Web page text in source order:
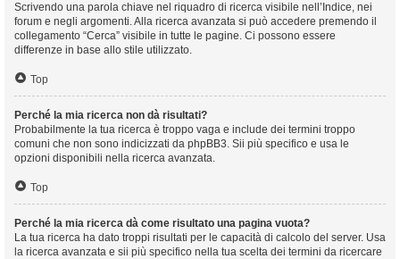
Scrivendo una parola chiave nel riquadro di ricerca visibile nell’Indice, nei
forum e negli argomenti. Alla ricerca avanzata si può accedere premendo il
collegamento “Cerca” visibile in tutte le pagine. Ci possono essere
differenze in base allo stile utilizzato.
Top
Perché la mia ricerca non dà risultati?
Probabilmente la tua ricerca è troppo vaga e include dei termini troppo
comuni che non sono indicizzati da phpBB3. Sii più specifico e usa le
opzioni disponibili nella ricerca avanzata.
Top
Perché la mia ricerca dà come risultato una pagina vuota?
La tua ricerca ha dato troppi risultati per le capacità di calcolo del server. Usa
la ricerca avanzata e sii più specifico nella tua scelta dei termini da ricercare